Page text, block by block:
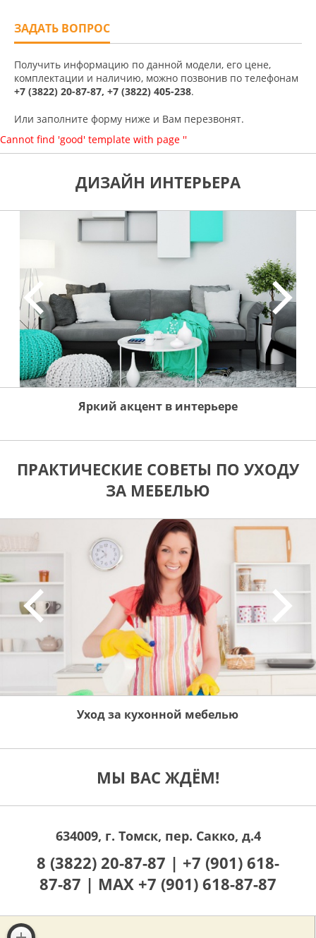
ЗАДАТЬ ВОПРОС
Получить информацию по данной модели, его цене,
комплектации и наличию, можно позвонив по телефонам
+7 (3822) 20-87-87, +7 (3822) 405-238.
Или заполните форму ниже и Вам перезвонят.
Cannot find 'good' template with page ''
ДИЗАЙН ИНТЕРЬЕРА
Яркий акцент в интерьере
ПРАКТИЧЕСКИЕ СОВЕТЫ ПО УХОДУ
ЗА МЕБЕЛЬЮ
Уход за кухонной мебелью
МЫ ВАС ЖДЁМ!
634009, г. Томск, пер. Сакко, д.4
8 (3822) 20-87-87 | +7 (901) 618-
87-87 | MAX +7 (901) 618-87-87